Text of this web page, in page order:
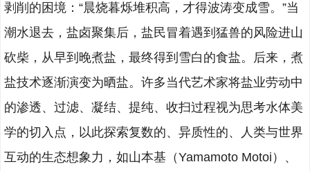
剥削的困境：“晨烧暮烁堆积高，才得波涛变成雪。”当
潮水退去，盐卤聚集后，盐民冒着遇到猛兽的风险进山
砍柴，从早到晚煮盐，最终得到雪白的食盐。后来，煮
盐技术逐渐演变为晒盐。许多当代艺术家将盐业劳动中
的渗透、过滤、凝结、提纯、收扫过程视为思考水体美
学的切入点，以此探索复数的、异质性的、人类与世界
互动的生态想象力，如山本基（Yamamoto Motoi）、